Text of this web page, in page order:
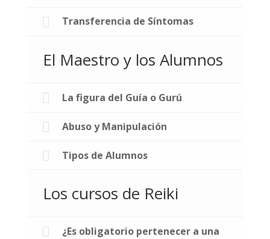
Transferencia de Síntomas
El Maestro y los Alumnos
La figura del Guía o Gurú
Abuso y Manipulación
Tipos de Alumnos
Los cursos de Reiki
¿Es obligatorio pertenecer a una